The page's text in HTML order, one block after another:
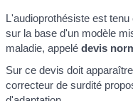
L'audioprothésiste est
sur la base d'un modèle
maladie, appelédevis
Sur ce devis doit
correcteur de surdité